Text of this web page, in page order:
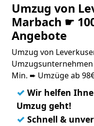
Umzug von
Marbach ☛
Angebote
Umzug von
Min. ➨ Umzüge ab
✓ Wir helfen
Umzug geht!
✓ Schnell &